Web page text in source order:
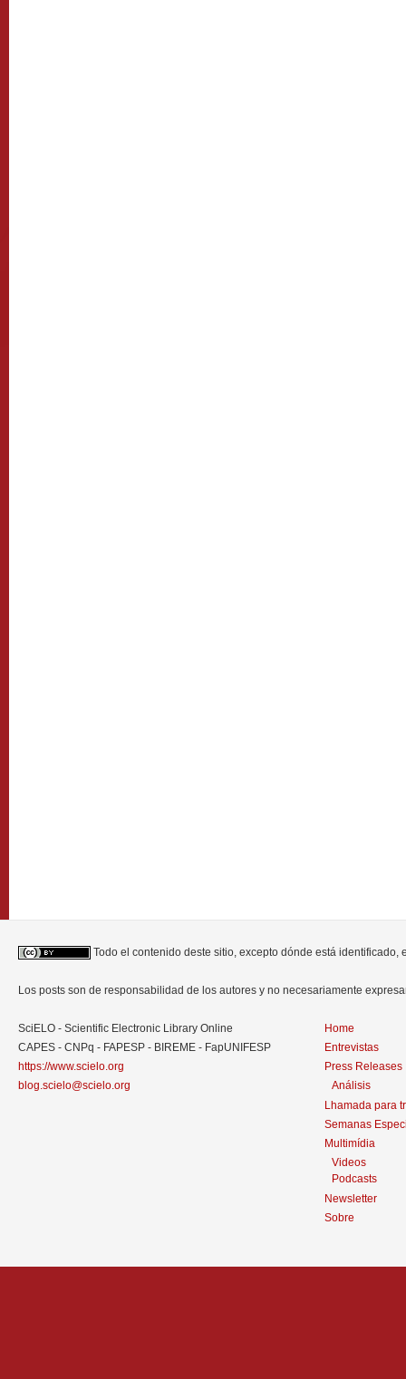
Todo el contenido deste sitio, excepto dónde está identificado,
Los posts son de responsabilidad de los autores y no necesariamente
SciELO - Scientific Electronic Library Online
CAPES - CNPq - FAPESP - BIREME - FapUNIFESP
https://www.scielo.org
blog.scielo@scielo.org
Home
Entrevistas
Press Releases
Análisis
Lhamada para
Semanas
Multimídia
Videos
Podcasts
Newsletter
Sobre